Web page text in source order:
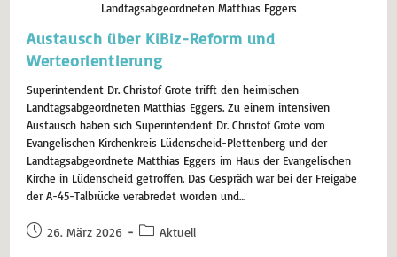
Landtagsabgeordneten Matthias Eggers
Austausch über KiBiz-Reform und
Werteorientierung
Superintendent Dr. Christof Grote trifft den heimischen
Landtagsabgeordneten Matthias Eggers. Zu einem intensiven
Austausch haben sich Superintendent Dr. Christof Grote vom
Evangelischen Kirchenkreis Lüdenscheid-Plettenberg und der
Landtagsabgeordnete Matthias Eggers im Haus der Evangelischen
Kirche in Lüdenscheid getroffen. Das Gespräch war bei der Freigabe
der A-45-Talbrücke verabredet worden und…
26. März 2026 Aktuell